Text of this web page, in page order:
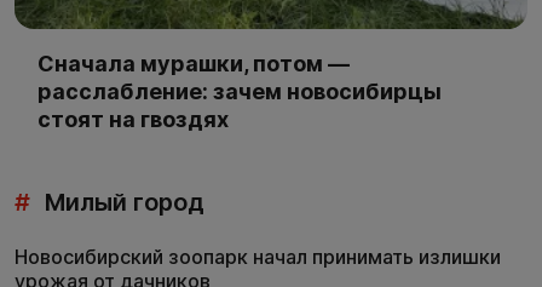
Сначала мурашки, потом —
расслабление: зачем новосибирцы
стоят на гвоздях
# Милый город
Новосибирский зоопарк начал принимать излишки
урожая от дачников